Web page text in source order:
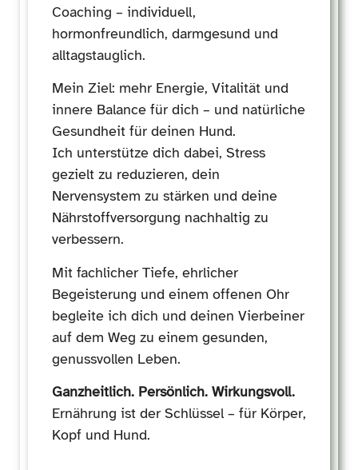
Coaching – individuell,
hormonfreundlich, darmgesund und
alltagstauglich.
Mein Ziel: mehr Energie, Vitalität und
innere Balance für dich – und natürliche
Gesundheit für deinen Hund.
Ich unterstütze dich dabei, Stress
gezielt zu reduzieren, dein
Nervensystem zu stärken und deine
Nährstoffversorgung nachhaltig zu
verbessern.
Mit fachlicher Tiefe, ehrlicher
Begeisterung und einem offenen Ohr
begleite ich dich und deinen Vierbeiner
auf dem Weg zu einem gesunden,
genussvollen Leben.
Ganzheitlich. Persönlich. Wirkungsvoll.
Ernährung ist der Schlüssel – für Körper,
Kopf und Hund.